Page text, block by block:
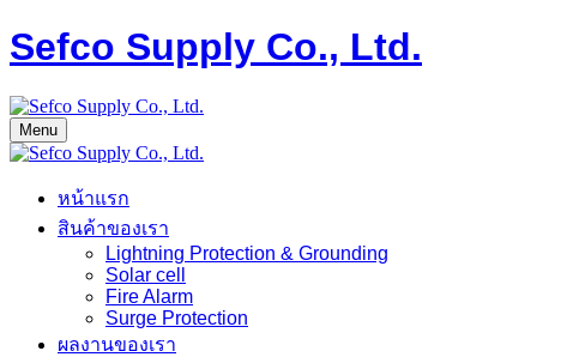
Sefco Supply Co., Ltd.
Menu
หน้าแรก
สินค้าของเรา
Lightning Protection & Grounding
Solar cell
Fire Alarm
Surge Protection
ผลงานของเรา